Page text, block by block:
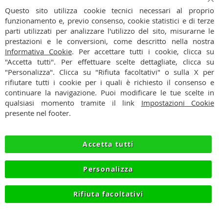
alla
nostra
Newsletter:
Iscriviti
Ho preso visione dell'Informativa Privacy
CONTATTI
CONDIZIONI
PAGAMENTI
PRIVACY
RECESSO
COOKIE
© 2012-2026 NIKMART.IT - P.IVA IT03420740130 - TEL
Questo sito utilizza cookie tecnici necessari al proprio
funzionamento e, previo consenso, cookie statistici e di terze
parti utilizzati per analizzare l'utilizzo del sito, misurarne le
prestazioni e le conversioni, come descritto nella nostra
Informativa Cookie. Per accettare tutti i cookie, clicca su
"Accetta tutti". Per effettuare scelte dettagliate, clicca su
"Personalizza". Clicca su "Rifiuta facoltativi" o sulla X per
rifiutare tutti i cookie per i quali è richiesto il consenso e
continuare la navigazione. Puoi modificare le tue scelte in
qualsiasi momento tramite il link Impostazioni Cookie
presente nel footer.
Accetta tutti
Personalizza
Rifiuta facoltativi